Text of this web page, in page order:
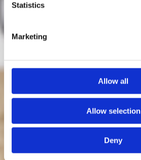
Statistics
Marketing
Allow all
Allow selection
Deny